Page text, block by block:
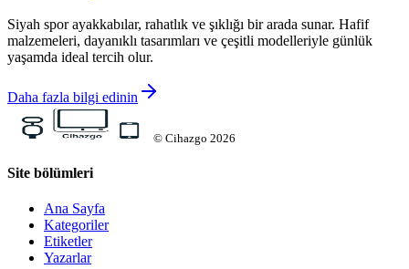
Siyah spor ayakkabılar, rahatlık ve şıklığı bir arada sunar. Hafif
malzemeleri, dayanıklı tasarımları ve çeşitli modelleriyle günlük
yaşamda ideal tercih olur.
Daha fazla bilgi edinin
© Cihazgo 2026
Site bölümleri
Ana Sayfa
Kategoriler
Etiketler
Yazarlar